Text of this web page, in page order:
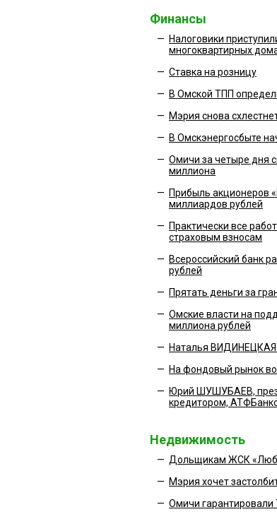
Финансы
— Налоговики
многоквартирных
— Ставка на розницу
— В Омской ТПП
— Мэрия снова
— В Омскэнергосбыте
— Омичи за четыре дня
миллиона
— Прибыль акционеров
миллиардов рублей
— Практически все
страховым взносам
— Всероссийский банк
рублей
— Прятать деньги за
— Омские власти на
миллиона рублей
— Наталья ВИДИНЕЦКАЯ
— На фондовый рынок
— Юрий ШУШУБАЕВ,
кредитором,
Недвижимость
— Дольщикам ЖСК
— Мэрия хочет
— Омичи